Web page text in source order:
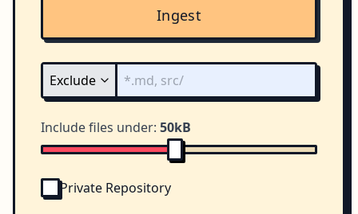
Ingest
Include files under: 50kB
Private Repository